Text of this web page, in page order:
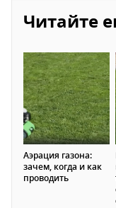
Читайте
Аэрация газона:
зачем, когда и как
проводить